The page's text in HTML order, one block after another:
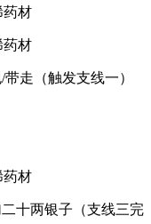
材
材
（触发支线一）
材
两银子（支线三完